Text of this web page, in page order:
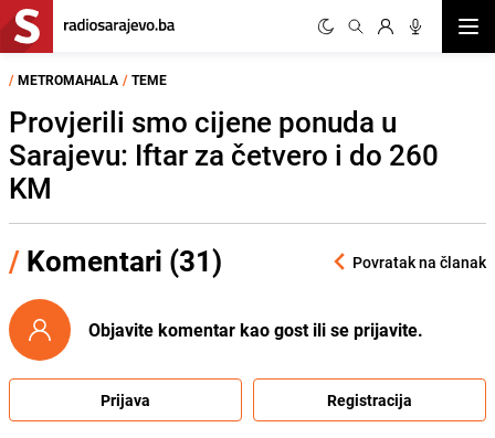
/ METROMAHALA / TEME
Provjerili smo cijene ponuda u
Sarajevu: Iftar za četvero i do 260
KM
/ Komentari (31) Povratak na članak
Objavite komentar kao gost ili se prijavite.
Prijava Registracija